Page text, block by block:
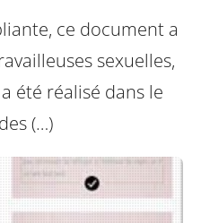
ce document a
sexuelles,
été réalisé dans le
(…)